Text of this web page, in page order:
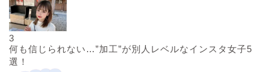
3
何も信じられない…”加工”が別人レベルなインスタ女子5
選！